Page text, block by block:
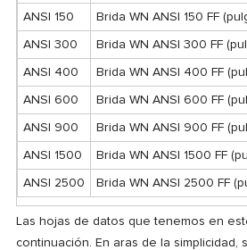
ANSI 150 Brida WN ANSI 150 FF
ANSI 300 Brida WN ANSI 300 FF
ANSI 400 Brida WN ANSI 400 FF
ANSI 600 Brida WN ANSI 600 FF
ANSI 900 Brida WN ANSI 900 FF
ANSI 1500 Brida WN ANSI 1500 FF
ANSI 2500 Brida WN ANSI 2500 FF
Las hojas de datos que tenemos en
continuación. En aras de la simplicidad,